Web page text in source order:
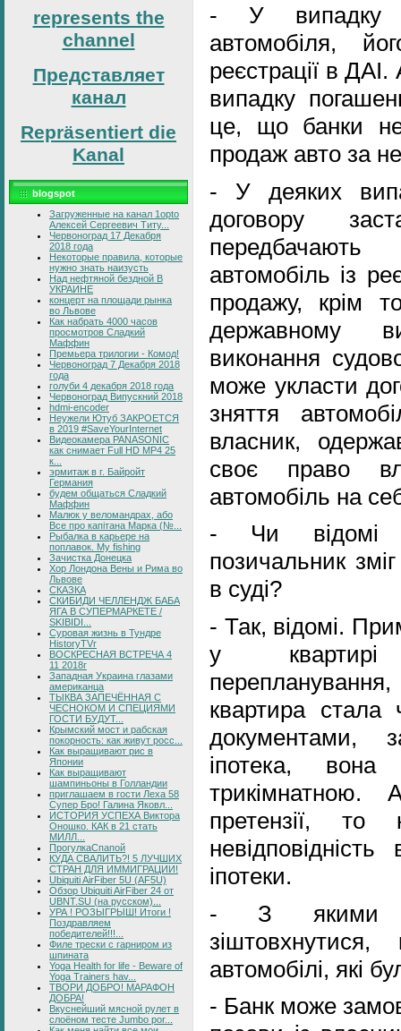
represents the
channel
Представляет
канал
Repräsentiert die
Kanal
blogspot
Загруженные на канал 1opto
Алексей Сергеевич Титу...
Червоноград 17 Декабря
2018 года
Некоторые правила, которые
нужно знать наизусть
Над нефтяной бездной В
УКРАИНЕ
концерт на площади рынка
во Львове
Как набрать 4000 часов
просмотров Сладкий
Маффин
Премьера трилогии - Комод!
Червоноград 7 Декабря 2018
года
голуби 4 декабря 2018 года
Червоноград Випускний 2018
hdmi-encoder
Неужели Ютуб ЗАКРОЕТСЯ
в 2019 #SaveYourInternet
Видеокамера PANASONIC
как снимает Full HD MP4 25
к...
эрмитаж в г. Байройт
Германия
будем общаться Сладкий
Маффин
Малюк у веломандрах, або
Все про капітана Марка (№...
Рыбалка в карьере на
поплавок. My fishing
Зачистка Донецка
Хор Лондона Вены и Рима во
Львове
СКАЗКА
СКИБИДИ ЧЕЛЛЕНДЖ БАБА
ЯГА В СУПЕРМАРКЕТЕ /
SKIBIDI...
Суровая жизнь в Тундре
HistoryTVr
ВОСКРЕСНАЯ ВСТРЕЧА 4
11 2018г
Западная Украина глазами
американца
ТЫКВА ЗАПЕЧЁННАЯ С
ЧЕСНОКОМ И СПЕЦИЯМИ
ГОСТИ БУДУТ...
Крымский мост и рабская
покорность: как живут росс...
Как выращивают рис в
Японии
Как выращивают
шампиньоны в Голландии
приглашаем в гости Леха 58
Супер Бро! Галина Яковл...
ИСТОРИЯ УСПЕХА Виктора
Оношко. КАК в 21 стать
МИЛЛ...
ПрогулкаСпапой
КУДА СВАЛИТЬ?! 5 ЛУЧШИХ
СТРАН ДЛЯ ИММИГРАЦИИ!
Ubiquiti AirFiber 5U (AF5U)
Обзор Ubiquiti AirFiber 24 от
UBNT.SU (на русском)...
УРА ! РОЗЫГРЫШ! Итоги !
Поздравляем
победителей!!!...
Филе трески с гарниром из
шпината
Yoga Health for life - Beware of
Yoga Trainers hav...
ТВОРИ ДОБРО! МАРАФОН
ДОБРА!
Вкуснейший мясной рулет в
слоёном тесте Jumbo por...
- У випадку
автомобіля,
реєстрації в
випадку
це, що банки
продаж авто за
- У деяких
договору
автомобіль із
продажу, крім
державному
виконання
може укласти
зняття
власник,
своє право
автомобіль на
- Чи відомі
позичальник
в суді?
- Так, відомі.
у
квартира стала
документами,
іпотека,
претензії, то
іпотеки.
- З якими
автомобілі, які
- Банк може